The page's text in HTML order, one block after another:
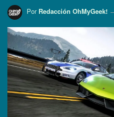
Por Redacción OhMyGeek!